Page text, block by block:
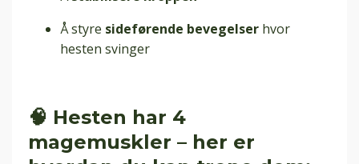
Å styre sideførende bevegelser hvor
hesten svinger
🧠 Hesten har 4
magemuskler – her er